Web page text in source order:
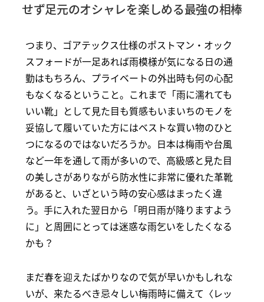
せず足元のオシャレを楽しめる最強の相棒
つまり、ゴアテックス仕様のポストマン・オック
スフォードが一足あれば雨模様が気になる日の通
勤はもちろん、プライベートの外出時も何の心配
もなくなるということ。これまで「雨に濡れても
いい靴」として見た目も質感もいまいちのモノを
妥協して履いていた方にはベストな買い物のひと
つになるのではないだろうか。日本は梅雨や台風
など一年を通して雨が多いので、高級感と見た目
の美しさがありながら防水性に非常に優れた革靴
があると、いざという時の安心感はまったく違
う。手に入れた翌日から「明日雨が降りますよう
に」と周囲にとっては迷惑な雨乞いをしたくなる
かも？
まだ春を迎えたばかりなので気が早いかもしれな
いが、来たるべき忌々しい梅雨時に備えて〈レッ